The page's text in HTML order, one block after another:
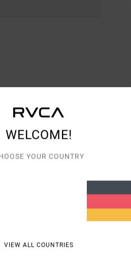
WELCOME!
YOUR COUNTRY
VIEW ALL COUNTRIES